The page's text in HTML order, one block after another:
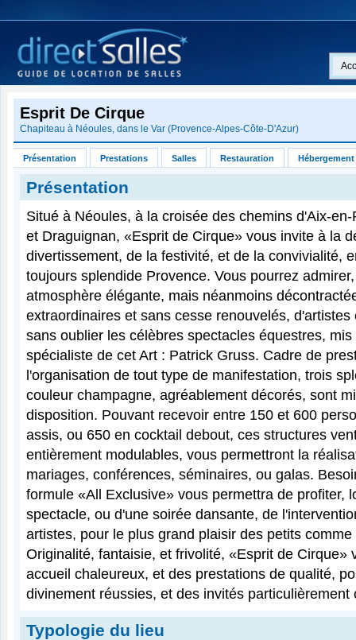
Esprit De Cirque
Chapiteau à Néoules, dans le Var (Provence-Alpes-Côte-D'Azur)
Présentation Prestations Salles Restauration Hébergement
Présentation
Situé à Néoules, à la croisée des chemins d'Aix-
et Draguignan, «Esprit de Cirque» vous invite à la
divertissement, de la festivité, et de la convivialité,
toujours splendide Provence. Vous pourrez
atmosphère élégante, mais néanmoins
extraordinaires et sans cesse renouvelés, d'artistes
sans oublier les célèbres spectacles équestres,
spécialiste de cet Art : Patrick Gruss. Cadre de
l'organisation de tout type de manifestation, trois
couleur champagne, agréablement décorés, sont
disposition. Pouvant recevoir entre 150 et 600
assis, ou 650 en cocktail debout, ces structures
entièrement modulables, vous permettront la
mariages, conférences, séminaires, ou galas.
formule «All Exclusive» vous permettra de profiter,
spectacle, ou d'une soirée dansante, de
artistes, pour le plus grand plaisir des petits
Originalité, fantaisie, et frivolité, «Esprit de Cirque»
accueil chaleureux, et des prestations de qualité,
divinement réussies, et des invités particulièrement
Typologie du lieu